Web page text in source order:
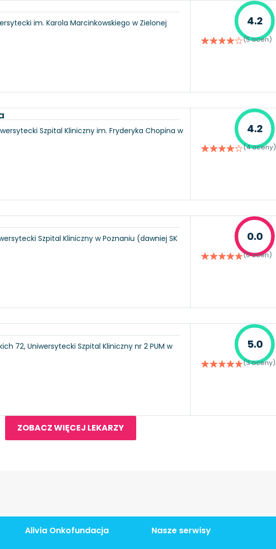
im. Karola Marcinkowskiego w Zielonej
4.2
(5 ocen)
Szpital Kliniczny im. Fryderyka Chopina w
4.2
(4 oceny)
Szpital Kliniczny w Poznaniu (dawniej SK
0.0
(0 ocen)
72, Uniwersytecki Szpital Kliniczny nr 2 PUM w
5.0
(3 oceny)
ZOBACZ WIĘCEJ LEKARZY
Alivia Onkofundacja Nasze serwisy